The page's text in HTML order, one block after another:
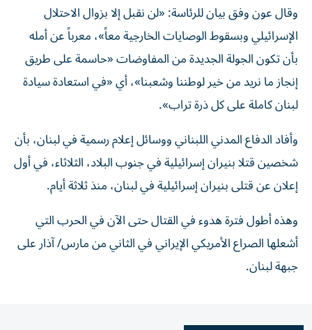
وقال عون وفق بيان للرئاسة: «لن نقبل إلا بزوال الاحتلال
الإسرائيلي وبسقوط الوصايات الخارجية معاً»، معرباً عن أمله
بأن تكون الجولة الجديدة من المفاوضات «حاسمة على طريق
إنجاز ما نريد من خير لوطننا وشعبنا»، أي «في استعادة سيادة
لبنان كاملة على كل ذرة تراب».
وأفاد الدفاع المدني اللبناني ووسائل إعلام رسمية في لبنان، بأن
شخصين قتلا ‌بنيران إسرائيلية في جنوب البلاد، الثلاثاء، في أول
إعلان عن قتلى بنيران إسرائيلية في لبنان، منذ ثلاثة أيام.
وهذه أطول فترة هدوء في ​القتال حتى الآن ⁠في الحرب التي
أشعلها الصراع الأمريكي الإيراني في الثاني من مارس/ آذار على
جبهة لبنان.